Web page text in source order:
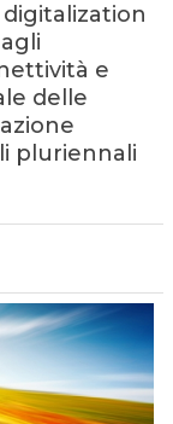
e
delle
pluriennali